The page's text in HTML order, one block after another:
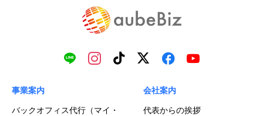
事業案内
バックオフィス代行（マイ・
会社案内
代表からの挨拶